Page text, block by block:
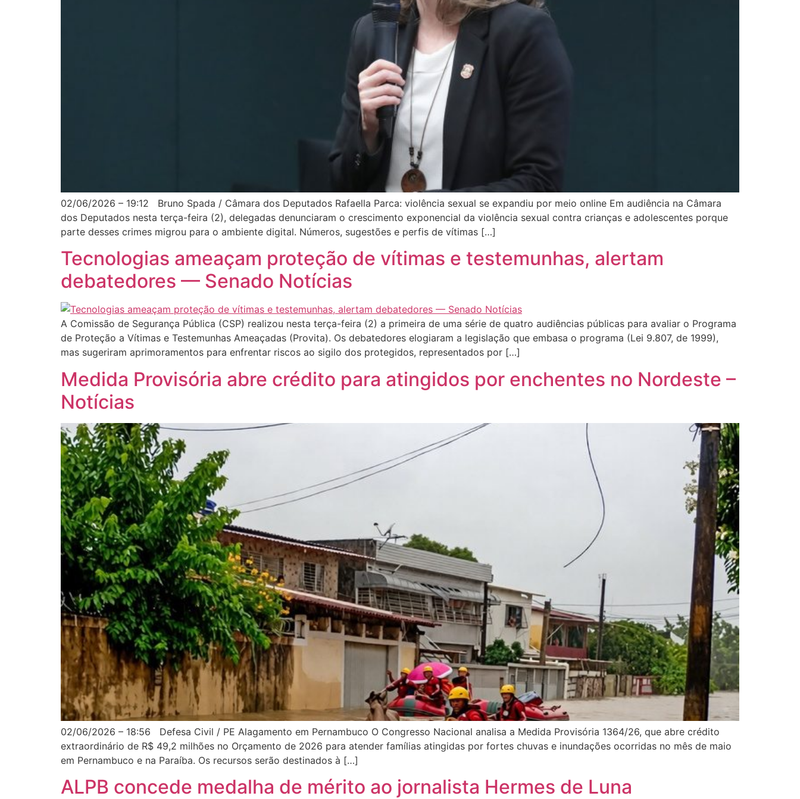
02/06/2026 – 19:12 Bruno Spada / Câmara dos Deputados Rafaella Parca: violência sexual se expandiu por meio online Em audiência na Câmara
dos Deputados nesta terça-feira (2), delegadas denunciaram o crescimento exponencial da violência sexual contra crianças e adolescentes porque
parte desses crimes migrou para o ambiente digital. Números, sugestões e perfis de vítimas […]
Tecnologias ameaçam proteção de vítimas e testemunhas, alertam
debatedores — Senado Notícias
A Comissão de Segurança Pública (CSP) realizou nesta terça-feira (2) a primeira de uma série de quatro audiências públicas para avaliar o Programa
de Proteção a Vítimas e Testemunhas Ameaçadas (Provita). Os debatedores elogiaram a legislação que embasa o programa (Lei 9.807, de 1999),
mas sugeriram aprimoramentos para enfrentar riscos ao sigilo dos protegidos, representados por […]
Medida Provisória abre crédito para atingidos por enchentes no Nordeste –
Notícias
02/06/2026 – 18:56 Defesa Civil / PE Alagamento em Pernambuco O Congresso Nacional analisa a Medida Provisória 1364/26, que abre crédito
extraordinário de R$ 49,2 milhões no Orçamento de 2026 para atender famílias atingidas por fortes chuvas e inundações ocorridas no mês de maio
em Pernambuco e na Paraíba. Os recursos serão destinados à […]
ALPB concede medalha de mérito ao jornalista Hermes de Luna